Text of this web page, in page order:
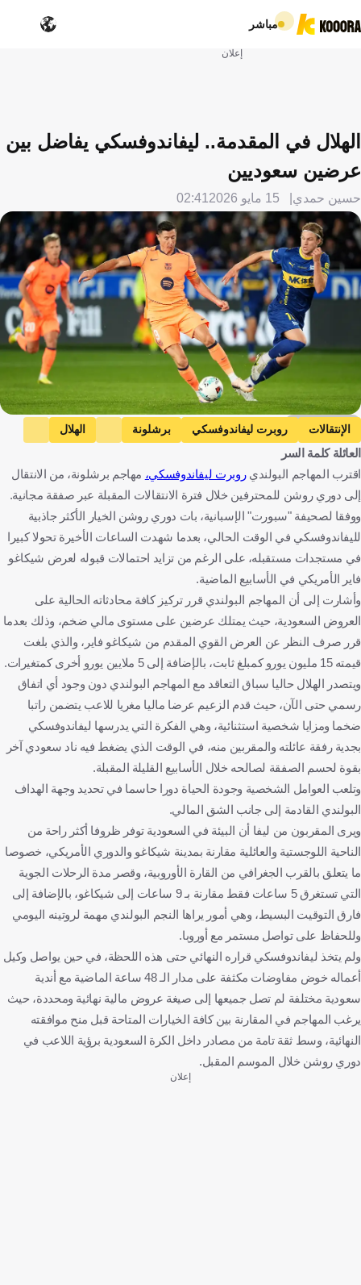
مباشر
إعلان
الهلال في المقدمة.. ليفاندوفسكي يفاضل بين
عرضين سعوديين
حسين حمدي 15 مايو 2026 02:41
Getty Images
الإنتقالات روبرت ليفاندوفسكي برشلونة
الهلال
الاتحاد
دوري روشن السعودي
بولندا إسبانيا
المملكة العربية السعودية
كرة قدم
العائلة كلمة السر
اقترب المهاجم البولنديروبرت ليفاندوفسكي، مهاجم برشلونة، من الانتقال
إلى دوري روشن للمحترفين خلال فترة الانتقالات المقبلة عبر صفقة مجانية.
ووفقا لصحيفة "سبورت" الإسبانية، بات دوري روشن الخيار الأكثر جاذبية
لليفاندوفسكي في الوقت الحالي، بعدما شهدت الساعات الأخيرة تحولا كبيرا
في مستجدات مستقبله، على الرغم من تزايد احتمالات قبوله لعرض شيكاغو
فاير الأمريكي في الأسابيع الماضية.
وأشارت إلى أن المهاجم البولندي قرر تركيز كافة محادثاته الحالية على
العروض السعودية، حيث يمتلك عرضين على مستوى مالي ضخم، وذلك بعدما
قرر صرف النظر عن العرض القوي المقدم من شيكاغو فاير، والذي بلغت
قيمته 15 مليون يورو كمبلغ ثابت، بالإضافة إلى 5 ملايين يورو أخرى كمتغيرات.
ويتصدر الهلال حاليا سباق التعاقد مع المهاجم البولندي دون وجود أي اتفاق
رسمي حتى الآن، حيث قدم الزعيم عرضا ماليا مغريا للاعب يتضمن راتبا
ضخما ومزايا شخصية استثنائية، وهي الفكرة التي يدرسها ليفاندوفسكي
بجدية رفقة عائلته والمقربين منه، في الوقت الذي يضغط فيه ناد سعودي آخر
بقوة لحسم الصفقة لصالحه خلال الأسابيع القليلة المقبلة.
وتلعب العوامل الشخصية وجودة الحياة دورا حاسما في تحديد وجهة الهداف
البولندي القادمة إلى جانب الشق المالي.
ويرى المقربون من ليفا أن البيئة في السعودية توفر ظروفا أكثر راحة من
الناحية اللوجستية والعائلية مقارنة بمدينة شيكاغو والدوري الأمريكي، خصوصا
ما يتعلق بالقرب الجغرافي من القارة الأوروبية، وقصر مدة الرحلات الجوية
التي تستغرق 5 ساعات فقط مقارنة بـ 9 ساعات إلى شيكاغو، بالإضافة إلى
فارق التوقيت البسيط، وهي أمور يراها النجم البولندي مهمة لروتينه اليومي
وللحفاظ على تواصل مستمر مع أوروبا.
ولم يتخذ ليفاندوفسكي قراره النهائي حتى هذه اللحظة، في حين يواصل وكيل
أعماله خوض مفاوضات مكثفة على مدار الـ 48 ساعة الماضية مع أندية
سعودية مختلفة لم تصل جميعها إلى صيغة عروض مالية نهائية ومحددة، حيث
يرغب المهاجم في المقارنة بين كافة الخيارات المتاحة قبل منح موافقته
النهائية، وسط ثقة تامة من مصادر داخل الكرة السعودية برؤية اللاعب في
دوري روشن خلال الموسم المقبل.
إعلان